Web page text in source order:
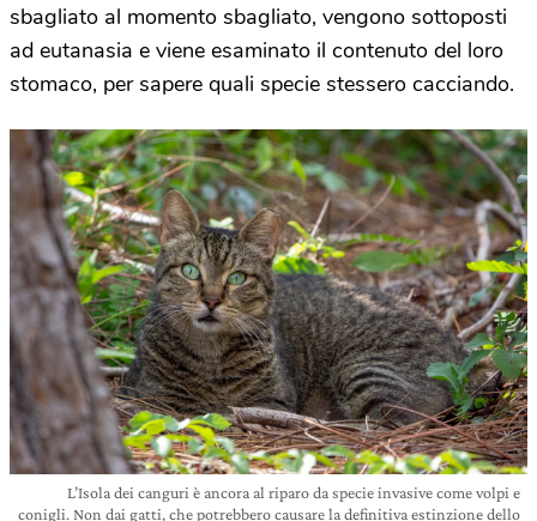
sbagliato al momento sbagliato, vengono sottoposti
ad eutanasia e viene esaminato il contenuto del loro
stomaco, per sapere quali specie stessero cacciando.
L’Isola dei canguri è ancora al riparo da specie invasive come volpi e
conigli. Non dai gatti, che potrebbero causare la definitiva estinzione dello